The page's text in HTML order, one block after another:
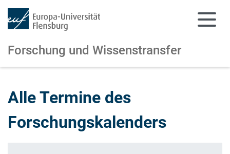
Zum Hauptinhalt springen
Zur Navigation springen
Forschung und Wissenstransfer
Alle Termine des
Forschungskalenders